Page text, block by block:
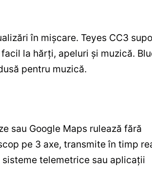
în mișcare. Teyes CC3
la hărți, apeluri și muzică.
pentru muzică.
sau Google Maps rulează fără
pe 3 axe, transmite în timp
telemetrice sau aplicații